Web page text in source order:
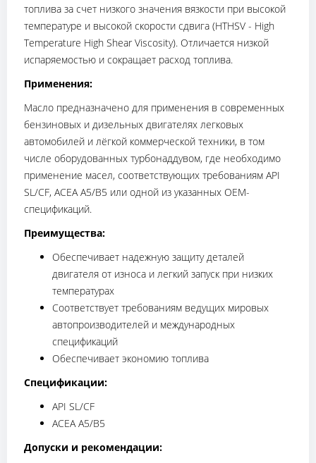
топлива за счет низкого значения вязкости при высокой
температуре и высокой скорости сдвига (HTHSV - High
Temperature High Shear Viscosity). Отличается низкой
испаряемостью и сокращает расход топлива.
Применения:
Масло предназначено для применения в современных
бензиновых и дизельных двигателях легковых
автомобилей и лёгкой коммерческой техники, в том
числе оборудованных турбонаддувом, где необходимо
применение масел, соответствующих требованиям API
SL/CF, ACEA A5/B5 или одной из указанных ОЕМ-
спецификаций.
Преимущества:
Обеспечивает надежную защиту деталей
двигателя от износа и легкий запуск при низких
температурах
Соответствует требованиям ведущих мировых
автопроизводителей и международных
спецификаций
Обеспечивает экономию топлива
Спецификации:
API SL/CF
ACEA A5/B5
Допуски и рекомендации: